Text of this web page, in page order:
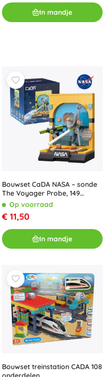
In mandje
Bouwset CaDA NASA – sonde
The Voyager Probe, 149
stukjes
Op voorraad
€ 11,50
In mandje
Bouwset treinstation CADA 108